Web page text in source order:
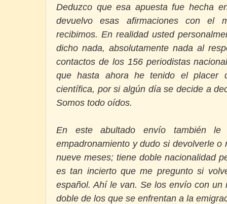
Deduzco que esa apuesta fue hecha
devuelvo esas afirmaciones con el
recibimos. En realidad usted
dicho nada, absolutamente nada al
contactos de los 156 periodistas
que hasta ahora he tenido el placer
científica, por si algún día se decide a
Somos todo oídos.
En este abultado envío también le
empadronamiento y dudo si devolverle
nueve meses; tiene doble nacionalidad
es tan incierto que me pregunto si
español. Ahí le van. Se los envío con un
doble de los que se enfrentan a la